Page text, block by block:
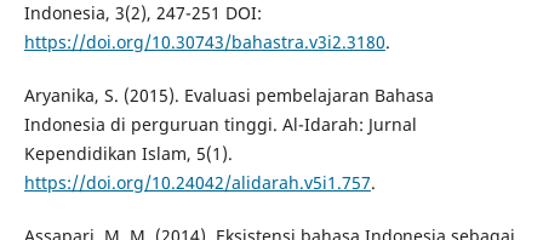
Indonesia, 3(2), 247-251 DOI:
https://doi.org/10.30743/bahastra.v3i2.3180.
Aryanika, S. (2015). Evaluasi pembelajaran Bahasa
Indonesia di perguruan tinggi. Al-Idarah: Jurnal
Kependidikan Islam, 5(1).
https://doi.org/10.24042/alidarah.v5i1.757.